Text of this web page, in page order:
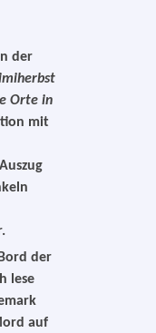
der
Orte in
mit
der
lese
auf